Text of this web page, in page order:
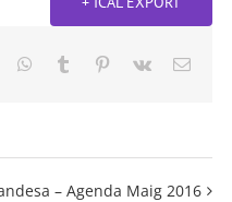
WhatsApp
Tumblr Pinterest
Vk Email:
– Agenda Maig 2016